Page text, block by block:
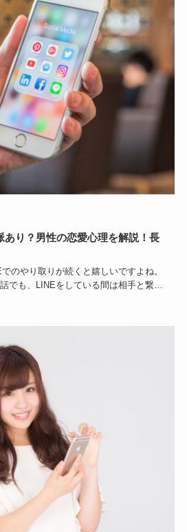
あり？男性の恋愛心理を解説！長
のやり取りが続くと嬉しいですよね。
でも、LINEをしている間は相手と繋が